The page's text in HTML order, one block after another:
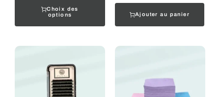
Choix des
options
Ajouter au panier